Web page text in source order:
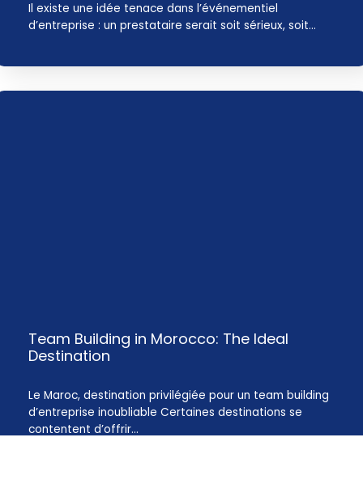
Il existe une idée tenace dans l’événementiel
d’entreprise : un prestataire serait soit sérieux, soit…
Team Building in Morocco: The Ideal
Destination
Le Maroc, destination privilégiée pour un team building
d’entreprise inoubliable Certaines destinations se
contentent d’offrir…